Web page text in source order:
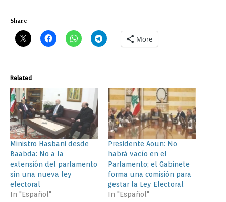
Share
More
Related
Ministro Hasbani desde
Baabda: No a la
extensión del parlamento
sin una nueva ley
electoral
In "Español"
Presidente Aoun: No
habrá vacío en el
Parlamento; el Gabinete
forma una comisión para
gestar la Ley Electoral
In "Español"